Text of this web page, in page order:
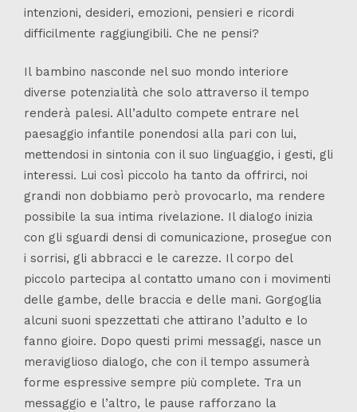
intenzioni, desideri, emozioni, pensieri e ricordi
difficilmente raggiungibili. Che ne pensi?
Il bambino nasconde nel suo mondo interiore
diverse potenzialità che solo attraverso il tempo
renderà palesi. All’adulto compete entrare nel
paesaggio infantile ponendosi alla pari con lui,
mettendosi in sintonia con il suo linguaggio, i gesti, gli
interessi. Lui così piccolo ha tanto da offrirci, noi
grandi non dobbiamo però provocarlo, ma rendere
possibile la sua intima rivelazione. Il dialogo inizia
con gli sguardi densi di comunicazione, prosegue con
i sorrisi, gli abbracci e le carezze. Il corpo del
piccolo partecipa al contatto umano con i movimenti
delle gambe, delle braccia e delle mani. Gorgoglia
alcuni suoni spezzettati che attirano l’adulto e lo
fanno gioire. Dopo questi primi messaggi, nasce un
meraviglioso dialogo, che con il tempo assumerà
forme espressive sempre più complete. Tra un
messaggio e l’altro, le pause rafforzano la